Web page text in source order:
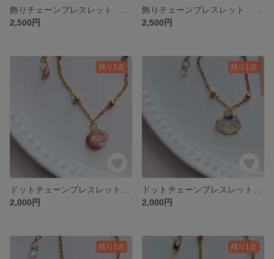
2,500円
2,500円
残り1点
2,000円
残り1点
2,000円
残り1点 残り1点